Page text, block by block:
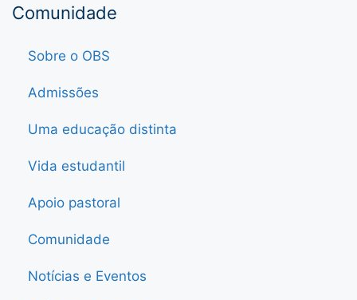
Comunidade
Sobre o OBS
Admissões
Uma educação distinta
Vida estudantil
Apoio pastoral
Comunidade
Notícias e Eventos